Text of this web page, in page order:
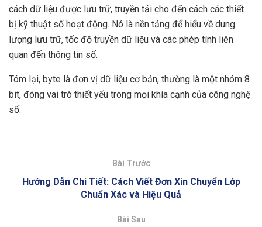
cách dữ liệu được lưu trữ, truyền tải cho đến cách các thiết
bị kỹ thuật số hoạt động. Nó là nền tảng để hiểu về dung
lượng lưu trữ, tốc độ truyền dữ liệu và các phép tính liên
quan đến thông tin số.
Tóm lại, byte là đơn vị dữ liệu cơ bản, thường là một nhóm 8
bit, đóng vai trò thiết yếu trong mọi khía cạnh của công nghệ
số.
Bài Trước
Hướng Dẫn Chi Tiết: Cách Viết Đơn Xin Chuyển Lớp
Chuẩn Xác và Hiệu Quả
Bài Sau